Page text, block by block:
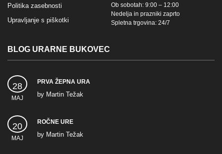
Politika zasebnosti
Upravljanje s piškotki
Ob sobotah: 9:00 – 12:00
Nedelja in prazniki zaprto
Spletna trgovina: 24/7
BLOG URARNE BUKOVEC
28
MAJ
PRVA ŽEPNA URA
by Martin Težak
20
MAJ
ROČNE URE
by Martin Težak